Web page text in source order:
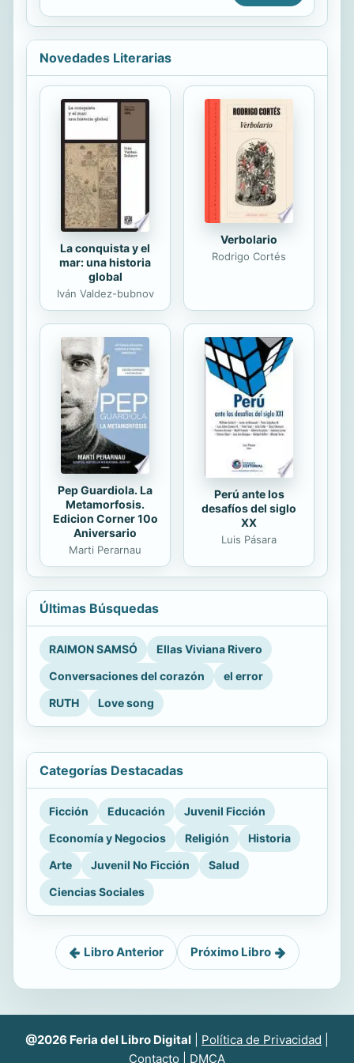
Novedades Literarias
La conquista y el
mar: una historia
global
Iván Valdez-bubnov
Verbolario
Rodrigo Cortés
Pep Guardiola. La
Metamorfosis.
Edicion Corner 10o
Aniversario
Marti Perarnau
Perú ante los
desafíos del siglo
XX
Luis Pásara
Últimas Búsquedas
RAIMON SAMSÓ
Ellas Viviana Rivero
Conversaciones del corazón
el error
RUTH
Love song
Categorías Destacadas
Ficción Educación
Juvenil Ficción
Economía y Negocios
Religión
Historia
Arte
Juvenil No Ficción
Salud
Ciencias Sociales
Libro Anterior Próximo Libro
@2026 Feria del Libro Digital Política de Privacidad
Contacto
DMCA